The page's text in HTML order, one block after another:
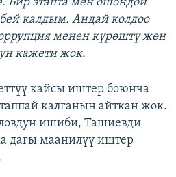
Бир этапта мен ошондой
калдым. Андай колдоо
менен күрөштү жөн
кажети жок.
кайсы иштер боюнча
калганын айткан жок.
ишиби, Ташиевди
дагы маанилүү иштер